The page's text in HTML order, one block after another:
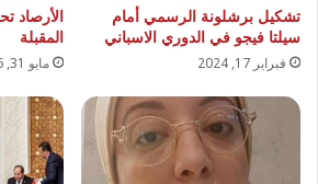
تشكيل برشلونة الرسمي أمام
سيلتا فيجو في الدوري الاسباني
فبراير 17, 2024
الأرصاد
المقبلة
مايو 31, 2026